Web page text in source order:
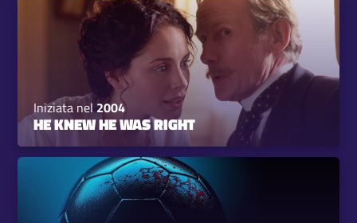
Iniziata nel2004
HE KNEW HE WAS RIGHT